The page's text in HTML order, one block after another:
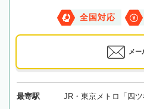
全国対応
メー
最寄駅 JR・東京メトロ「四